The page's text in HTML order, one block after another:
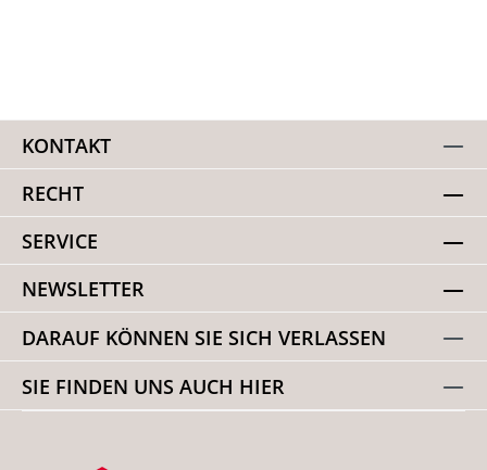
KONTAKT
RECHT
SERVICE
NEWSLETTER
DARAUF KÖNNEN SIE SICH VERLASSEN
SIE FINDEN UNS AUCH HIER